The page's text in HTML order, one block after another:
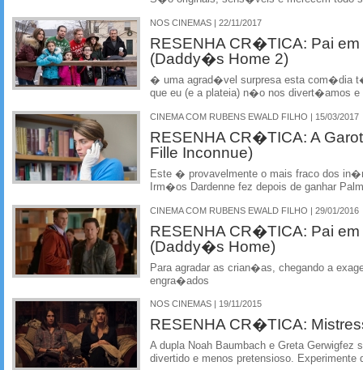
NOS CINEMAS | 22/11/2017
RESENHA CR�TICA: Pai
(Daddy�s Home 2)
� uma agrad�vel surpresa esta com�dia
que eu (e a plateia) n�o nos divert�amos e
CINEMA COM RUBENS EWALD FILHO | 15/03/2017
RESENHA CR�TICA: A
Fille Inconnue)
Este � provavelmente o mais fraco dos
Irm�os Dardenne fez depois de ganhar
CINEMA COM RUBENS EWALD FILHO | 29/01/2016
RESENHA CR�TICA: Pai
(Daddy�s Home)
Para agradar as crian�as, chegando a
engra�ados
NOS CINEMAS | 19/11/2015
RESENHA CR�TICA:
A dupla Noah Baumbach e Greta
divertido e menos pretensioso.